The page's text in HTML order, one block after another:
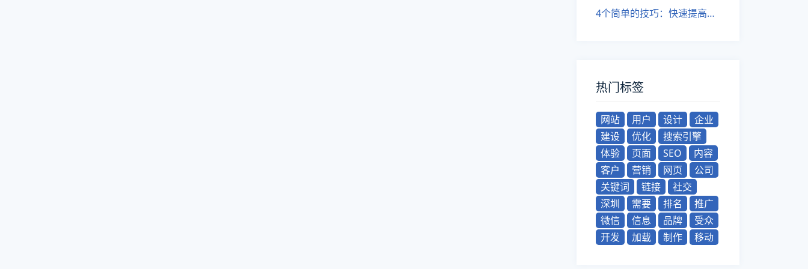
4个简单的技巧：快速提高网站排名的SEO攻略
热门标签
网站 用户 设计
企业
建设
优化
搜索引擎
体验
页面 SEO
内容
客户
营销 网页
公司
关键词
链接
社交
深圳
需要 排名
推广
微信
信息 品牌
受众
开发
加载 制作 移动